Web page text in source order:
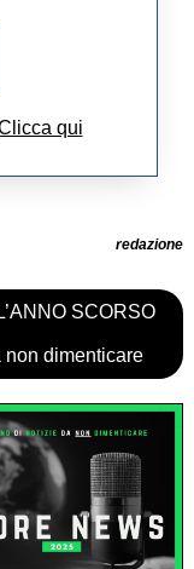
qui
redazione
SCORSO
dimenticare